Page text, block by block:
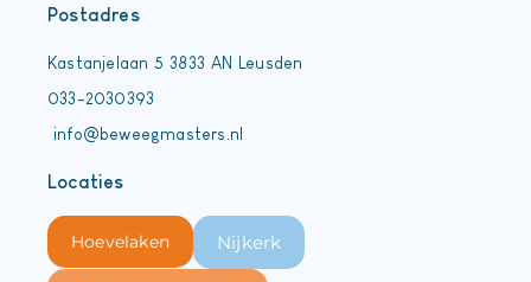
Postadres
Kastanjelaan 5 3833 AN Leusden
033-2030393
info@beweegmasters.nl
Locaties
Hoevelaken Nijkerk